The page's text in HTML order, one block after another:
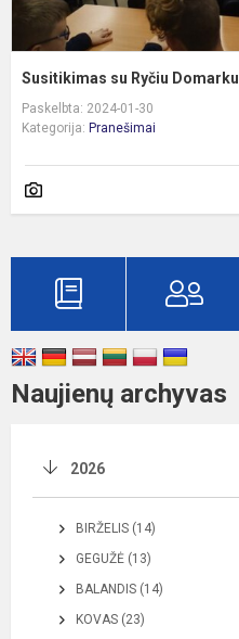
Susitikimas su Ryčiu Domarku
Paskelbta: 2024-01-30
Kategorija: Pranešimai
Naujienų archyvas
2026
BIRŽELIS (14)
GEGUŽĖ (13)
BALANDIS (14)
KOVAS (23)